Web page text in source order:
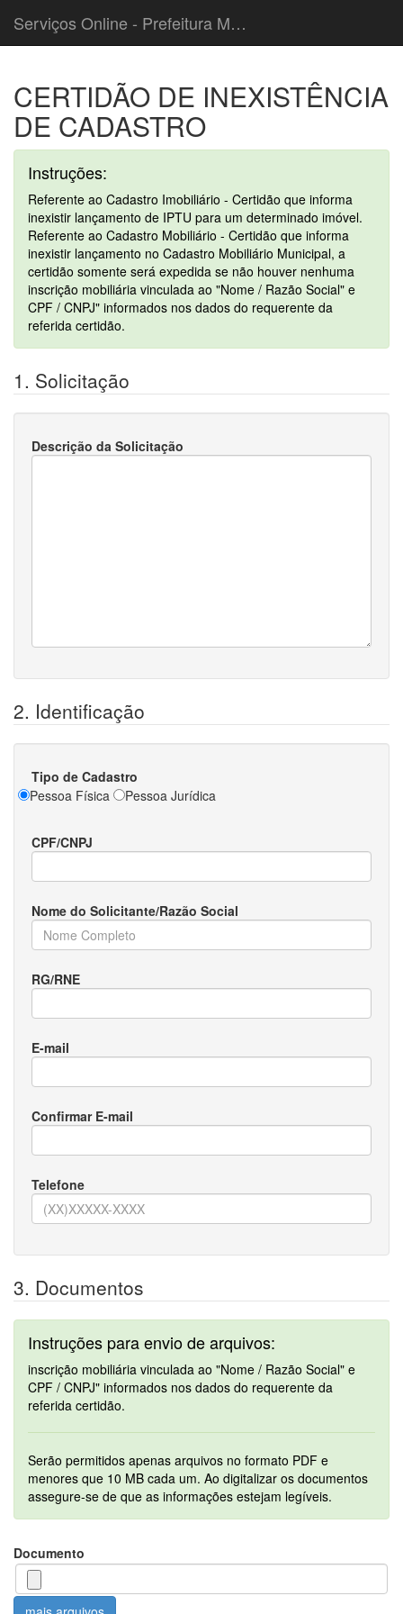
Serviços Online - Prefeitura Municipal de Cordeiropolis
CERTIDÃO DE INEXISTÊNCIA
DE CADASTRO
Instruções:
Referente ao Cadastro Imobiliário - Certidão que informa
inexistir lançamento de IPTU para um determinado imóvel.
Referente ao Cadastro Mobiliário - Certidão que informa
inexistir lançamento no Cadastro Mobiliário Municipal, a
certidão somente será expedida se não houver nenhuma
inscrição mobiliária vinculada ao "Nome / Razão Social" e
CPF / CNPJ" informados nos dados do requerente da
referida certidão.
1. Solicitação
Descrição da Solicitação
2. Identificação
Tipo de Cadastro
Pessoa Física
Pessoa Jurídica
CPF/CNPJ
Nome do Solicitante/Razão Social
RG/RNE
E-mail
Confirmar E-mail
Telefone
3. Documentos
Instruções para envio de arquivos:
inscrição mobiliária vinculada ao "Nome / Razão Social" e
CPF / CNPJ" informados nos dados do requerente da
referida certidão.
Serão permitidos apenas arquivos no formato PDF e
menores que 10 MB cada um. Ao digitalizar os documentos
assegure-se de que as informações estejam legíveis.
Documento